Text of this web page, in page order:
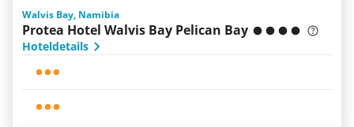
Walvis Bay, Namibia
Protea Hotel Walvis Bay Pelican Bay
Hoteldetails